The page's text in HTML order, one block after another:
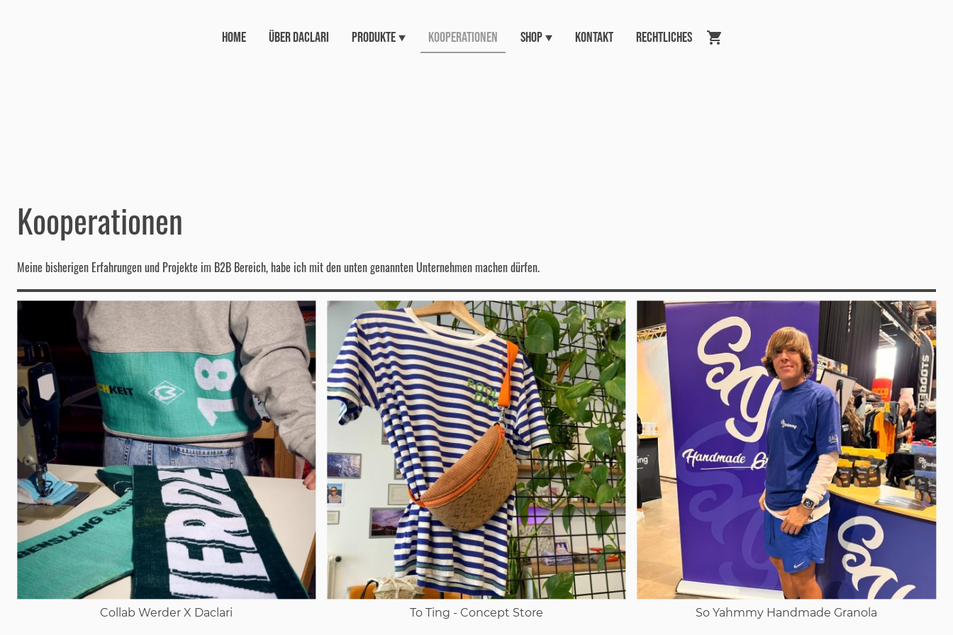
Home Über Daclari Produkte Kooperationen Shop Kontakt Rechtliches
Kooperationen
Meine bisherigen Erfahrungen und Projekte im B2B Bereich, habe ich mit den unten genannten Unternehmen machen dürfen.
Collab Werder X Daclari To Ting - Concept Store So Yahmmy Handmade Granola